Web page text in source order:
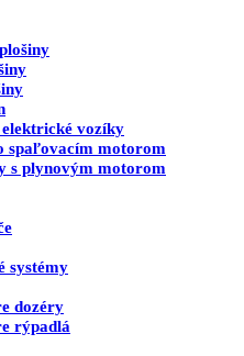
elektrické vozíky
spaľovacím motorom
s plynovým motorom
systémy
dozéry
rýpadlá